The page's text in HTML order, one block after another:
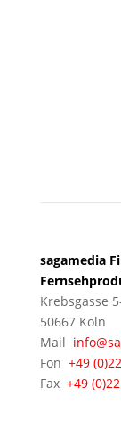
sagamedia
Krebsgasse
50667 Köln
Mail
Fon +49
Fax +49